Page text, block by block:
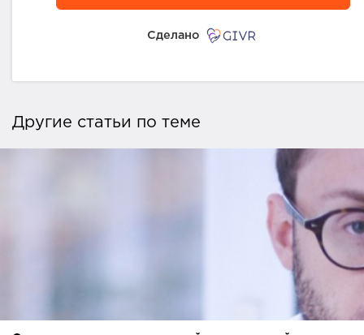
Сделано
Другие статьи по теме